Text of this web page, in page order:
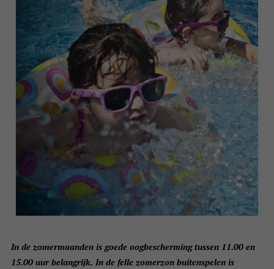
In de zomermaanden is goede oogbescherming tussen 11.00 en
15.00 uur belangrijk. In de felle zomerzon buitenspelen is